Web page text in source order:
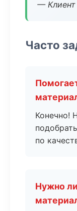
— Клиент
Часто
Конечно!
по
Нужно